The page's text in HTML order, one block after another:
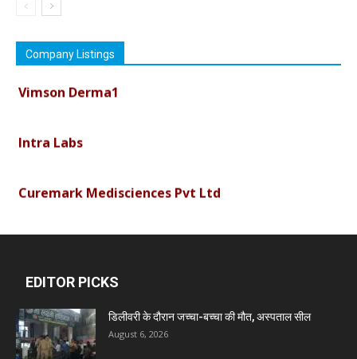
Company Listings
Vimson Derma1
Intra Labs
Curemark Medisciences Pvt Ltd
Biolife Technologies
Dava India
Invision Pharma Limited
EDITOR PICKS
डिलीवरी के दौरान जच्चा-बच्चा की मौत, अस्पताल सील
August 6, 2026